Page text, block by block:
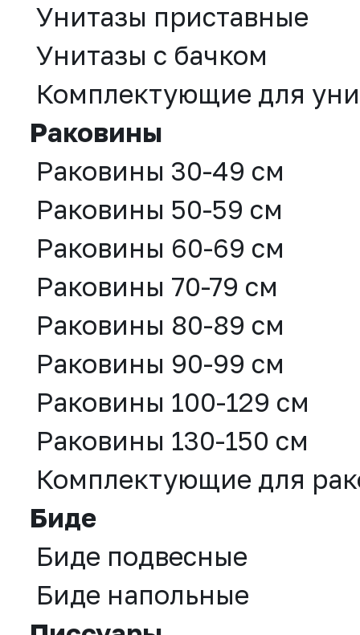
Унитазы приставные
Унитазы с бачком
Комплектующие для
Раковины
Раковины 30-49 см
Раковины 50-59 см
Раковины 60-69 см
Раковины 70-79 см
Раковины 80-89 см
Раковины 90-99 см
Раковины 100-129 см
Раковины 130-150 см
Комплектующие для
Биде
Биде подвесные
Биде напольные